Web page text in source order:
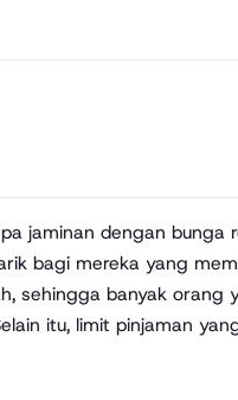
jaminan dengan bunga
bagi mereka yang
sehingga banyak orang
itu, limit pinjaman